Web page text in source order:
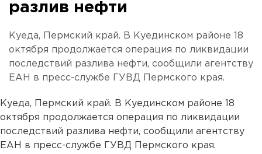
разлив нефти
Куеда, Пермский край. В Куединском районе 18
октября продолжается операция по ликвидации
последствий разлива нефти, сообщили агентству
ЕАН в пресс-службе ГУВД Пермского края.
Куеда, Пермский край. В Куединском районе 18
октября продолжается операция по ликвидации
последствий разлива нефти, сообщили агентству
ЕАН в пресс-службе ГУВД Пермского края.